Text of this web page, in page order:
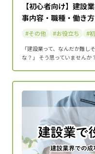
【初心者向け】建設
事内容・職種・働き
その他 お役立ち
「建設業って、なんだか難
な？」 そう思っていませんか